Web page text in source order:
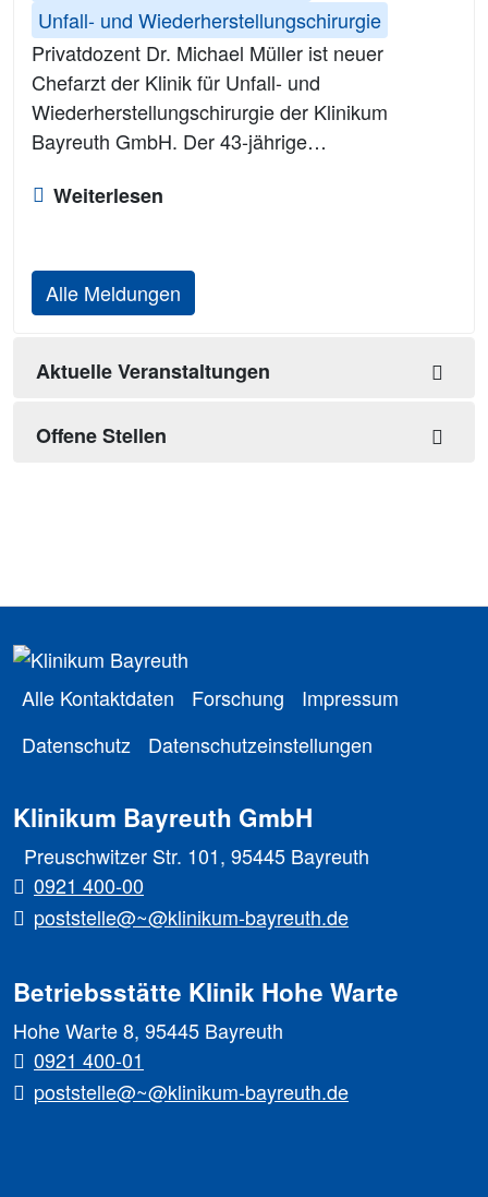
Unfall- und Wiederherstellungschirurgie
Privatdozent Dr. Michael Müller ist neuer
Chefarzt der Klinik für Unfall- und
Wiederherstellungschirurgie der Klinikum
Bayreuth GmbH. Der 43-jährige…
Weiterlesen
Alle Meldungen
Aktuelle Veranstaltungen
Offene Stellen
Alle Kontaktdaten Forschung
Impressum
Datenschutz
Datenschutzeinstellungen
Klinikum Bayreuth GmbH
Preuschwitzer Str. 101, 95445 Bayreuth
0921 400-00
poststelle@~@klinikum-bayreuth.de
Betriebsstätte Klinik Hohe Warte
Hohe Warte 8, 95445 Bayreuth
0921 400-01
poststelle@~@klinikum-bayreuth.de